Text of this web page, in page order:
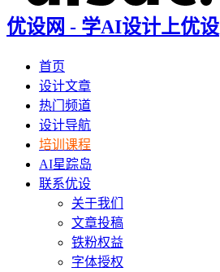
优设网 - 学AI设计上优设
首页
设计文章
热门频道
设计导航
培训课程
AI星踪岛
联系优设
关于我们
文章投稿
铁粉权益
字体授权